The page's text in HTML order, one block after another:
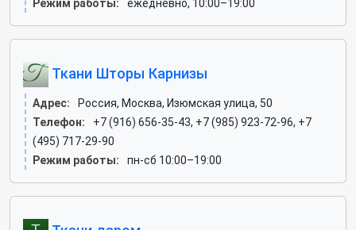
Режим работы: ежедневно, 10:00–19:00
Ткани Шторы Карнизы
Адрес:
Россия, Москва, Изюмская улица, 50
Телефон:
+7 (916) 656-35-43, +7 (985) 923-72-96, +7
(495) 717-29-90
Режим работы:
пн-сб 10:00–19:00